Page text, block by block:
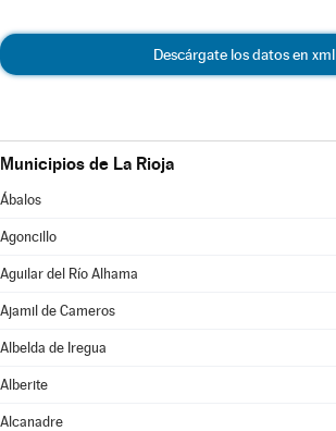
Descárgate los datos en xml
Municipios de La Rioja
Ábalos
Agoncillo
Aguilar del Río Alhama
Ajamil de Cameros
Albelda de Iregua
Alberite
Alcanadre